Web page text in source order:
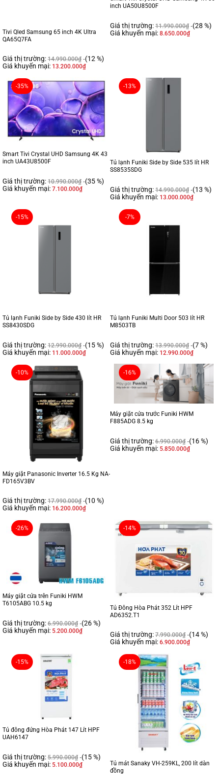
Tivi Qled Samsung 65 inch 4K Ultra
QA65Q7FA
Giá thị trường: 14.990.000₫ (12 %)
Giá khuyến mại: 13.200.000₫
inch UA50U8500F
Giá thị trường: 11.990.000₫ (28 %)
Giá khuyến mại: 8.650.000₫
-35%
Smart Tivi Crystal UHD Samsung 4K 43
inch UA43U8500F
Giá thị trường: 10.990.000₫ (35 %)
Giá khuyến mại: 7.100.000₫
-13%
Tủ lạnh Funiki Side by Side 535 lít HR
SS8535SDG
Giá thị trường: 14.990.000₫ (13 %)
Giá khuyến mại: 13.000.000₫
-15%
Tủ lạnh Funiki Side by Side 430 lít HR
SS8430SDG
Giá thị trường: 12.990.000₫ (15 %)
Giá khuyến mại: 11.000.000₫
-7%
Tủ lạnh Funiki Multi Door 503 lít HR
M8503TB
Giá thị trường: 13.990.000₫ (7 %)
Giá khuyến mại: 12.990.000₫
-10%
Máy giặt Panasonic Inverter 16.5 Kg NA-
FD165V3BV
Giá thị trường: 17.990.000₫ (10 %)
Giá khuyến mại: 16.200.000₫
-16%
Máy giặt cửa trước Funiki HWM
F885ADG 8.5 kg
Giá thị trường: 6.990.000₫ (16 %)
Giá khuyến mại: 5.850.000₫
-26%
Máy giặt cửa trên Funiki HWM
T6105ABG 10.5 kg
Giá thị trường: 6.990.000₫ (26 %)
Giá khuyến mại: 5.200.000₫
-14%
Tủ Đông Hòa Phát 352 Lít HPF
AD6352.T1
Giá thị trường: 7.990.000₫ (14 %)
Giá khuyến mại: 6.900.000₫
-15%
Tủ đông đứng Hòa Phát 147 Lít HPF
UAH6147
Giá thị trường: 5.990.000₫ (15 %)
Giá khuyến mại: 5.100.000₫
-18%
Tủ mát Sanaky VH-259KL, 200 lít dàn
đồng